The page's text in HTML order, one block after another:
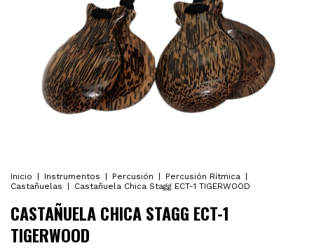
Inicio Instrumentos Percusión Percusión Rítmica
Castañuelas
Castañuela Chica Stagg ECT-1 TIGERWOOD
CASTAÑUELA CHICA STAGG ECT-1
TIGERWOOD